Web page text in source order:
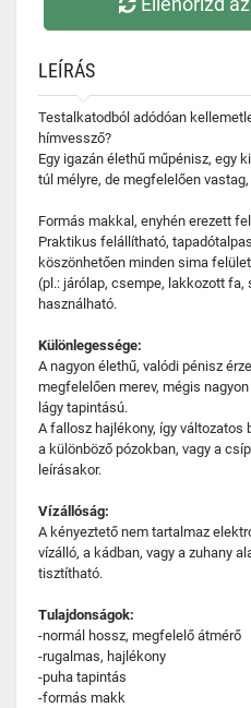
LEÍRÁS
Testalkatodból adódóan
hímvessző?
Egy igazán élethű műpénisz, egy
túl mélyre, de megfelelően
Formás makkal, enyhén erezett
Praktikus felállítható,
köszönhetően minden sima
(pl.: járólap, csempe, lakkozott fa,
használható.
Különlegessége:
A nagyon élethű, valódi pénisz
megfelelően merev, mégis
lágy tapintású.
A fallosz hajlékony, így
a különböző pózokban, vagy a
leírásakor.
Vízállóság:
A kényeztető nem tartalmaz
vízálló, a kádban, vagy a zuhany
tisztítható.
Tulajdonságok:
-normál hossz, megfelelő átmérő
-rugalmas, hajlékony
-puha tapintás
-formás makk